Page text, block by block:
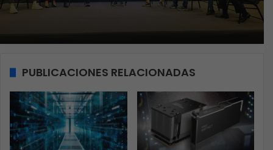
PUBLICACIONES RELACIONADAS